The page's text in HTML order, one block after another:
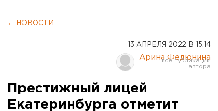
← НОВОСТИ
13 АПРЕЛЯ 2022 В 15:14
Арина Федюнина
Престижный лицей
Екатеринбурга отметит